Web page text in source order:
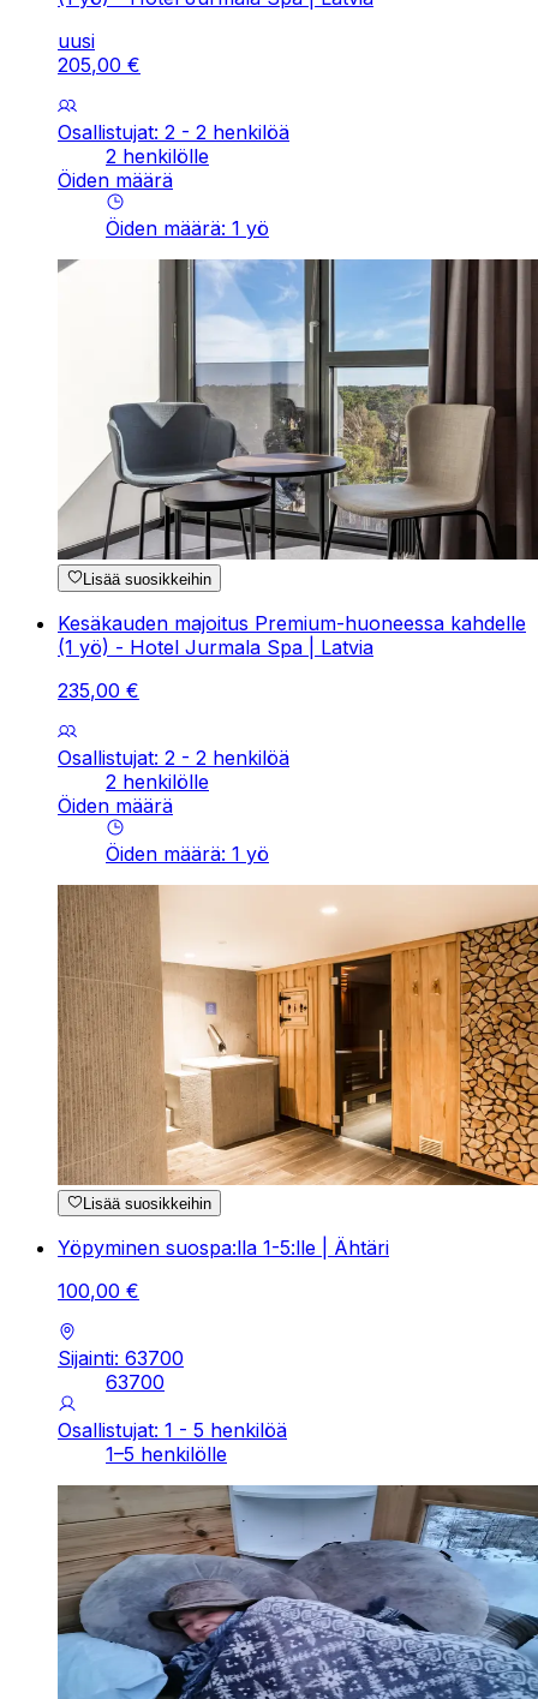
uusi
205,00 €
Osallistujat: 2 - 2 henkilöä
2 henkilölle
Öiden määrä
Öiden määrä: 1 yö
Lisää suosikkeihin
Kesäkauden majoitus Premium-huoneessa kahdelle
(1 yö) - Hotel Jurmala Spa | Latvia
235,00 €
Osallistujat: 2 - 2 henkilöä
2 henkilölle
Öiden määrä
Öiden määrä: 1 yö
Lisää suosikkeihin
Yöpyminen suospa:lla 1-5:lle | Ähtäri
100,00 €
Sijainti: 63700
63700
Osallistujat: 1 - 5 henkilöä
1–5 henkilölle